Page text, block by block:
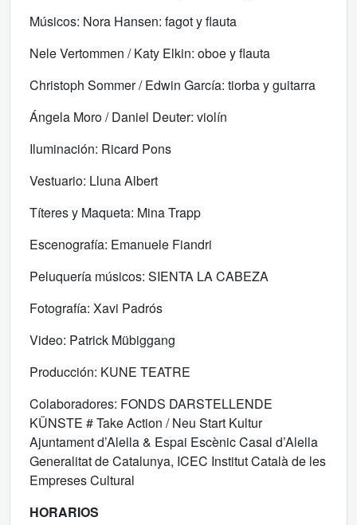
Músicos: Nora Hansen: fagot y flauta
Nele Vertommen / Katy Elkin: oboe y flauta
Christoph Sommer / Edwin García: tiorba y guitarra
Ángela Moro / Daniel Deuter: violín
Iluminación: Ricard Pons
Vestuario: Lluna Albert
Títeres y Maqueta: Mina Trapp
Escenografía: Emanuele Fiandri
Peluquería músicos: SIENTA LA CABEZA
Fotografía: Xavi Padrós
Video: Patrick Mübiggang
Producción: KUNE TEATRE
Colaboradores: FONDS DARSTELLENDE
KÜNSTE # Take Action / Neu Start Kultur
Ajuntament d’Alella & Espai Escènic Casal d’Alella
Generalitat de Catalunya, ICEC Institut Català de les
Empreses Cultural
HORARIOS